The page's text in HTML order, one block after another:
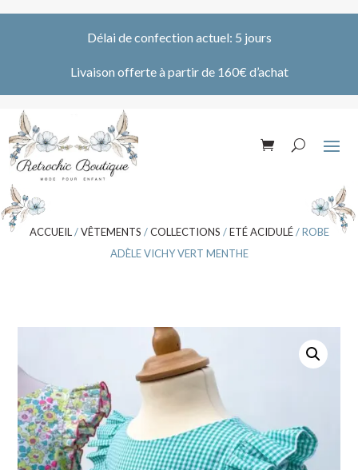
Délai de confection actuel: 5 jours
Livaison offerte à partir de 160€ d’achat
ACCUEIL /VÊTEMENTS /COLLECTIONS /ETÉ ACIDULÉ/ ROBE
ADÈLE VICHY VERT MENTHE